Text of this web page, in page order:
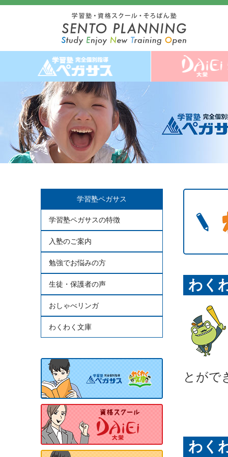
学習塾ペガサス
学習塾ペガサスの特徴
入塾のご案内
勉強でお悩みの方
生徒・保護者の声
おしゃべリンガ
わくわく文庫
わく
とがで
わく